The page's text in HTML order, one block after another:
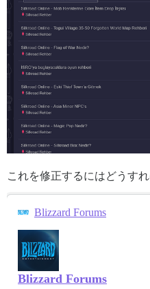
これを修正するにはどうす
Blizzard Forums
Blizzard Forums